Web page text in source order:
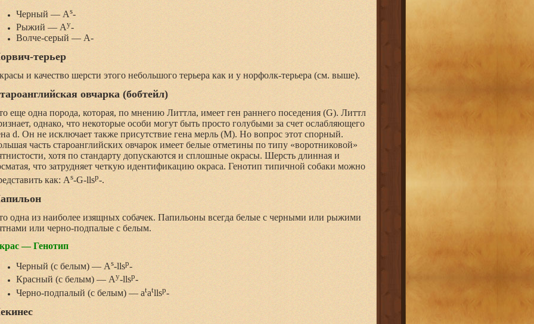
Черный — As-
Рыжий — Ay-
Волче-серый — A-
терьер
и качество шерсти этого небольшого терьера как и у норфолк-терьера (см. выше).
овчарка (бобтейл)
еще одна порода, которая, по мнению Литтла, имеет ген раннего поседения (G). Литтл
однако, что некоторые особи могут быть просто голубыми за счет ослабляющего
d. Он не исключает также присутствие гена мерль (М). Но вопрос этот спорный.
часть староанглийских овчарок имеет белые отметины по типу «воротниковой»
хотя по стандарту допускаются и сплошные окрасы. Шерсть длинная и
что затрудняет четкую идентификацию окраса. Генотип типичной собаки можно
как: As-G-llsp-.
одна из наиболее изящных собачек. Папильоны всегда белые с черными или рыжими
или черно-подпалые с белым.
— Генотип
Черный (с белым) — As-llsp-
Красный (с белым) — Ay-llsp-
Черно-подпалый (с белым) — atatllsp-